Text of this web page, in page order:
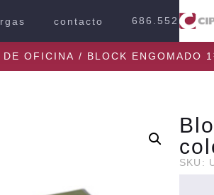
contacto 686.552.2100
DE OFICINA / BLOCK ENGOMADO
SKU: